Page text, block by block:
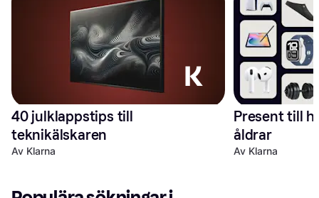
40 julklappstips till
teknikälskaren
Av Klarna
Present till
åldrar
Av Klarna